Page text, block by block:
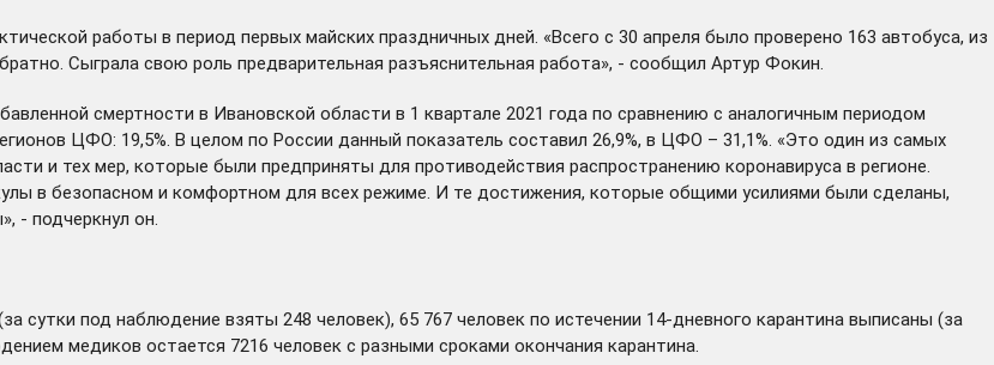
работы в период первых майских праздничных дней. «Всего с 30 апреля было проверено 163 автобуса, из
Сыграла свою роль предварительная разъяснительная работа», - сообщил Артур Фокин.
смертности в Ивановской области в 1 квартале 2021 года по сравнению с аналогичным периодом
ЦФО: 19,5%. В целом по России данный показатель составил 26,9%, в ЦФО – 31,1%. «Это один из самых
и тех мер, которые были предприняты для противодействия распространению коронавируса в регионе.
в безопасном и комфортном для всех режиме. И те достижения, которые общими усилиями были сделаны,
- подчеркнул он.
сутки под наблюдение взяты 248 человек), 65 767 человек по истечении 14-дневного карантина выписаны (за
медиков остается 7216 человек с разными сроками окончания карантина.